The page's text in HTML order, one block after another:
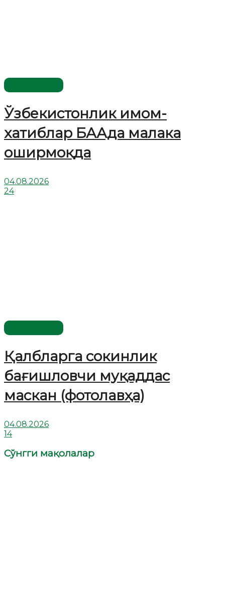
Ўзбекистонлик имом-
хатиблар БААда малака
оширмоқда
04.08.2026
24
Қалбларга сокинлик
бағишловчи муқаддас
маскан (фотолавҳа)
04.08.2026
14
Сўнгги мақолалар